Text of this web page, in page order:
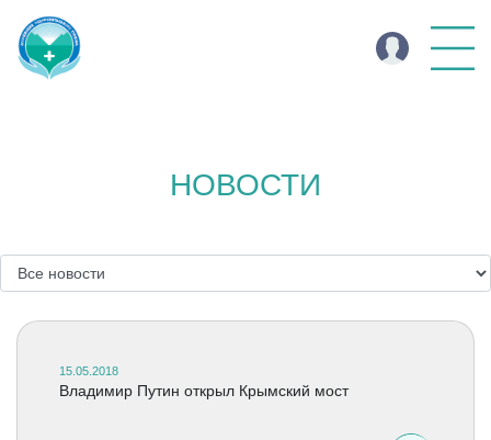
НОВОСТИ
15.05.2018
Владимир Путин открыл Крымский мост